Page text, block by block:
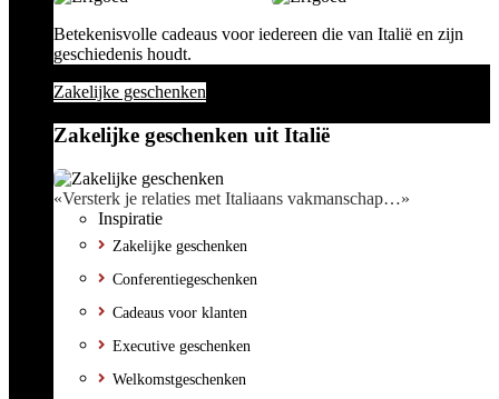
Betekenisvolle cadeaus voor iedereen die van Italië en zijn
geschiedenis houdt.
Zakelijke geschenken
Zakelijke geschenken uit Italië
«Versterk je relaties met Italiaans vakmanschap…»
Inspiratie
Zakelijke geschenken
Conferentiegeschenken
Cadeaus voor klanten
Executive geschenken
Welkomstgeschenken